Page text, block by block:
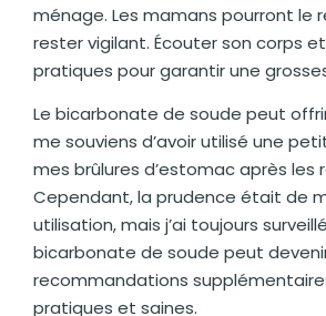
ménage. Les mamans pourront le
rester vigilant. Écouter son corps
pratiques pour garantir une
Le bicarbonate de soude peut
me souviens d’avoir utilisé une
mes brûlures d’estomac après
Cependant, la prudence était de
utilisation, mais j’ai toujours
bicarbonate de soude peut
recommandations
pratiques et saines.